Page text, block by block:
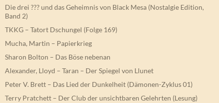
Die drei ??? und das Geheimnis von Black Mesa (Nostalgie Edition,
Band 2)
TKKG – Tatort Dschungel (Folge 169)
Mucha, Martin – Papierkrieg
Sharon Bolton – Das Böse nebenan
Alexander, Lloyd – Taran – Der Spiegel von Llunet
Peter V. Brett – Das Lied der Dunkelheit (Dämonen-Zyklus 01)
Terry Pratchett – Der Club der unsichtbaren Gelehrten (Lesung)